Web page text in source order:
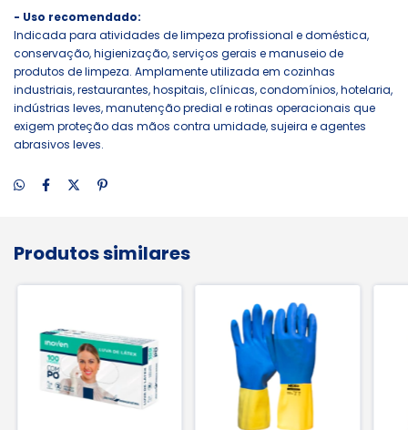
- Uso recomendado:
Indicada para atividades de limpeza profissional e doméstica,
conservação, higienização, serviços gerais e manuseio de
produtos de limpeza. Amplamente utilizada em cozinhas
industriais, restaurantes, hospitais, clínicas, condomínios, hotelaria,
indústrias leves, manutenção predial e rotinas operacionais que
exigem proteção das mãos contra umidade, sujeira e agentes
abrasivos leves.
Produtos similares